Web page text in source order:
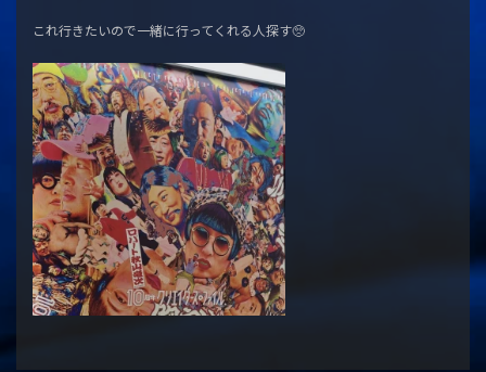
これ行きたいので一緒に行ってくれる人探す🥺